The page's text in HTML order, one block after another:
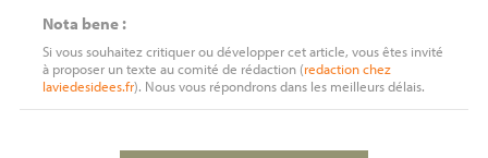
Nota bene :
Si vous souhaitez critiquer ou développer cet article, vous êtes invité
à proposer un texte au comité de rédaction (redactionchez
laviedesidees.fr). Nous vous répondrons dans les meilleurs délais.